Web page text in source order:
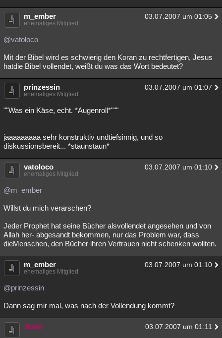
m_ember 03.07.2007 um 01:05
ehemaliges Mitglied
@vatoloco
Mit der Bibel wird es schwierig den Koran zu rechtfertigen, Jesus
hatdie Bibel vollendet, weißt du was das Wort bedeutet?
prinzessin 03.07.2007 um 01:07
ehemaliges Mitglied
""Was ein Käse, echt. *Augenroll*"""
jaaaaaaaaa sehr konstruktiv undtiefsinnig, und so
diskussionsbereit... *staunstaun*
vatoloco 03.07.2007 um 01:10
ehemaliges Mitglied
@m_ember
Willst du mich verarschen?
Jeder Prophet hat seine Bücher alsvollendet angesehen und von
Allah her- abgesandt bekommen, nur das Problem war, dass
dieMenschen, den Bücher ihren Vertrauen nicht schenken wollten.
m_ember 03.07.2007 um 01:10
ehemaliges Mitglied
@prinzessin
Dann sag mir mal, was nach der Vollendung kommt?
Jeara 03.07.2007 um 01:11